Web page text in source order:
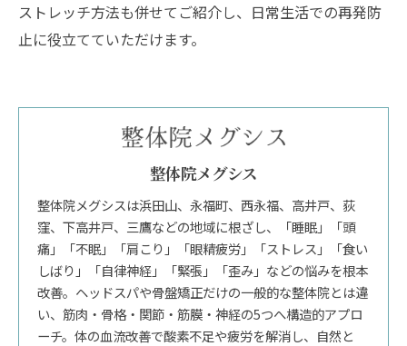
ストレッチ方法も併せてご紹介し、日常生活での再発防
止に役立てていただけます。
整体院メグシス
整体院メグシスは浜田山、永福町、西永福、高井戸、荻
窪、下高井戸、三鷹などの地域に根ざし、「睡眠」「頭
痛」「不眠」「肩こり」「眼精疲労」「ストレス」「食い
しばり」「自律神経」「緊張」「歪み」などの悩みを根本
改善。ヘッドスパや骨盤矯正だけの一般的な整体院とは違
い、筋肉・骨格・関節・筋膜・神経の5つへ構造的アプロ
ーチ。体の血流改善で酸素不足や疲労を解消し、自然と